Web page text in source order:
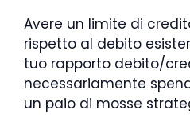
Avere un limite di
rispetto al debito
tuo rapporto debito/
necessariamente
un paio di mosse